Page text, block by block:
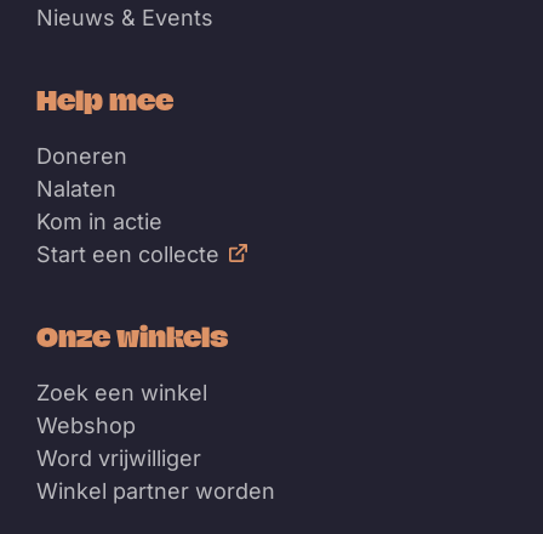
Nieuws & Events
Help mee
Doneren
Nalaten
Kom in actie
Start een collecte
Onze winkels
Zoek een winkel
Webshop
Word vrijwilliger
Winkel partner worden